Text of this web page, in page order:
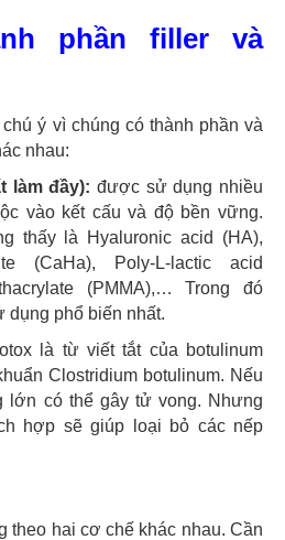
phần filler và
ý vì chúng có thành phần và
nhau:
làm đầy): được sử dụng nhiều
vào kết cấu và độ bền vững.
thấy là Hyaluronic acid (HA),
(CaHa), Poly-L-lactic acid
(PMMA),… Trong đó
dụng phổ biến nhất.
là từ viết tắt của botulinum
Clostridium botulinum. Nếu
có thể gây tử vong. Nhưng
hợp sẽ giúp loại bỏ các nếp
theo hai cơ chế khác nhau. Cần